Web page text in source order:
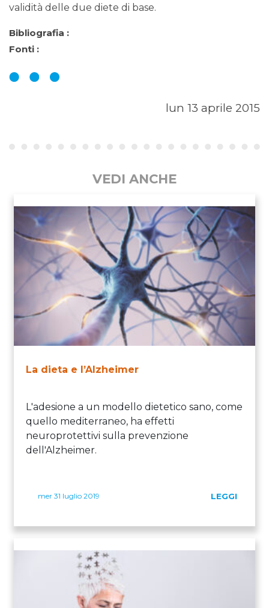
validità delle due diete di base.
Bibliografia :
Fonti :
lun 13 aprile 2015
VEDI ANCHE
La dieta e l’Alzheimer
L'adesione a un modello dietetico sano, come
quello mediterraneo, ha effetti
neuroprotettivi sulla prevenzione
dell'Alzheimer.
mer 31 luglio 2019 LEGGI